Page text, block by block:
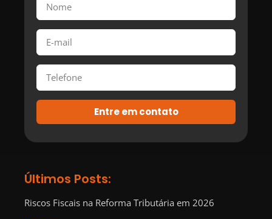
Entre em contato
Últimos Posts:
Riscos Fiscais na Reforma Tributária em 2026